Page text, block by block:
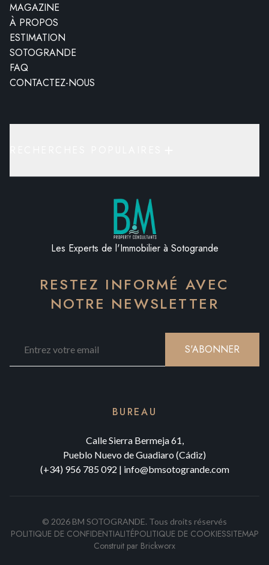
MAGAZINE
À PROPOS
ESTIMATION
SOTOGRANDE
FAQ
CONTACTEZ-NOUS
Les Experts de l'Immobilier à Sotogrande
RESTEZ INFORMÉ AVEC
NOTRE NEWSLETTER
S'ABONNER
BUREAU
Calle Sierra Bermeja 61,
Pueblo Nuevo de Guadiaro (Cádiz)
(+34) 956 785 092 | info@bmsotogrande.com
© 2026 BM SOTOGRANDE. Tous droits réservés
POLITIQUE DE CONFIDENTIALITÉPOLITIQUE DE COOKIESSITEMAP
Construit par Brickworx